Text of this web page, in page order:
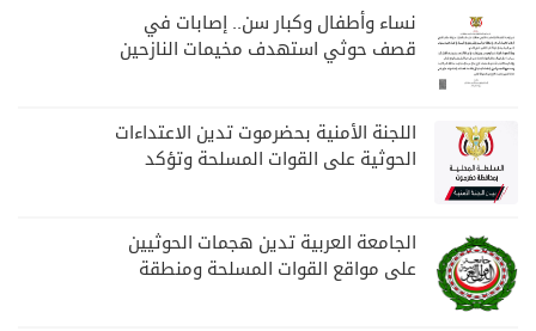
نساء وأطفال وكبار سن.. إصابات في
قصف حوثي استهدف مخيمات النازحين
اللجنة الأمنية بحضرموت تدين الاعتداءات
الحوثية على القوات المسلحة وتؤكد
الجامعة العربية تدين هجمات الحوثيين
على مواقع القوات المسلحة ومنطقة